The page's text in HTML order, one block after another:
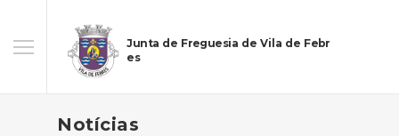
Junta de Freguesia de Vila de Febr
es
Notícias